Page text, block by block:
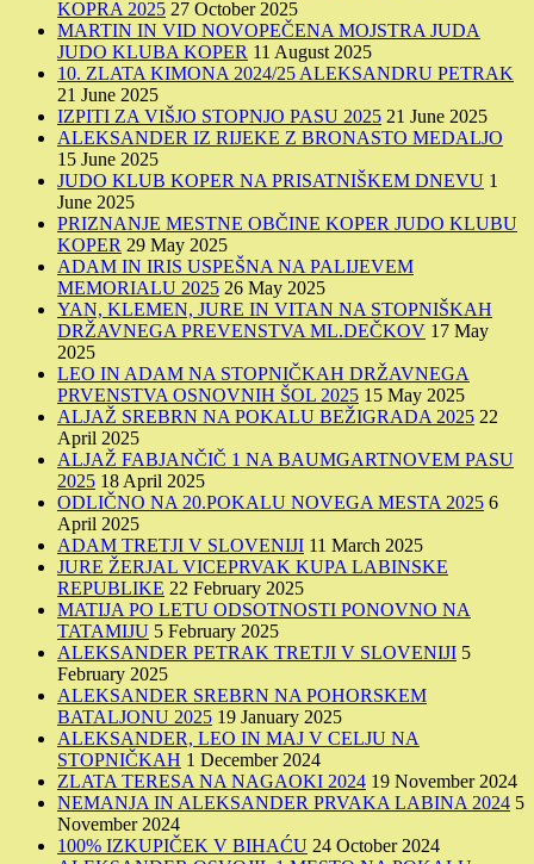
KOPRA 2025 27 October 2025
MARTIN IN VID NOVOPEČENA MOJSTRA JUDA
JUDO KLUBA KOPER 11 August 2025
10. ZLATA KIMONA 2024/25 ALEKSANDRU PETRAK
21 June 2025
IZPITI ZA VIŠJO STOPNJO PASU 2025 21 June 2025
ALEKSANDER IZ RIJEKE Z BRONASTO MEDALJO
15 June 2025
JUDO KLUB KOPER NA PRISATNIŠKEM DNEVU 1
June 2025
PRIZNANJE MESTNE OBČINE KOPER JUDO KLUBU
KOPER 29 May 2025
ADAM IN IRIS USPEŠNA NA PALIJEVEM
MEMORIALU 2025 26 May 2025
YAN, KLEMEN, JURE IN VITAN NA STOPNIŠKAH
DRŽAVNEGA PREVENSTVA ML.DEČKOV 17 May
2025
LEO IN ADAM NA STOPNIČKAH DRŽAVNEGA
PRVENSTVA OSNOVNIH ŠOL 2025 15 May 2025
ALJAŽ SREBRN NA POKALU BEŽIGRADA 2025 22
April 2025
ALJAŽ FABJANČIČ 1 NA BAUMGARTNOVEM PASU
2025 18 April 2025
ODLIČNO NA 20.POKALU NOVEGA MESTA 2025 6
April 2025
ADAM TRETJI V SLOVENIJI 11 March 2025
JURE ŽERJAL VICEPRVAK KUPA LABINSKE
REPUBLIKE 22 February 2025
MATIJA PO LETU ODSOTNOSTI PONOVNO NA
TATAMIJU 5 February 2025
ALEKSANDER PETRAK TRETJI V SLOVENIJI 5
February 2025
ALEKSANDER SREBRN NA POHORSKEM
BATALJONU 2025 19 January 2025
ALEKSANDER, LEO IN MAJ V CELJU NA
STOPNIČKAH 1 December 2024
ZLATA TERESA NA NAGAOKI 2024 19 November 2024
NEMANJA IN ALEKSANDER PRVAKA LABINA 2024 5
November 2024
100% IZKUPIČEK V BIHAĆU 24 October 2024